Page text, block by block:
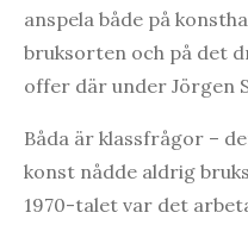
anspela både på
bruksorten och på det
offer där under Jörgen
Båda är klassfrågor –
konst nådde aldrig
1970-talet var det